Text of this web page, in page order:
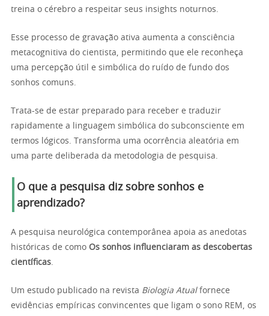
treina o cérebro a respeitar seus insights noturnos.
Esse processo de gravação ativa aumenta a consciência
metacognitiva do cientista, permitindo que ele reconheça
uma percepção útil e simbólica do ruído de fundo dos
sonhos comuns.
Trata-se de estar preparado para receber e traduzir
rapidamente a linguagem simbólica do subconsciente em
termos lógicos. Transforma uma ocorrência aleatória em
uma parte deliberada da metodologia de pesquisa.
O que a pesquisa diz sobre sonhos e
aprendizado?
A pesquisa neurológica contemporânea apoia as anedotas
históricas de como Os sonhos influenciaram as descobertas
científicas.
Um estudo publicado na revista Biologia Atualfornece
evidências empíricas convincentes que ligam o sono REM, os